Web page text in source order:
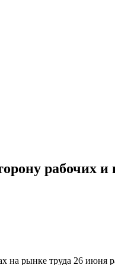
рабочих
на рынке труда 26 июня